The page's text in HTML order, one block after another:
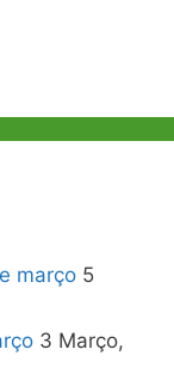
março 5
3 Março,